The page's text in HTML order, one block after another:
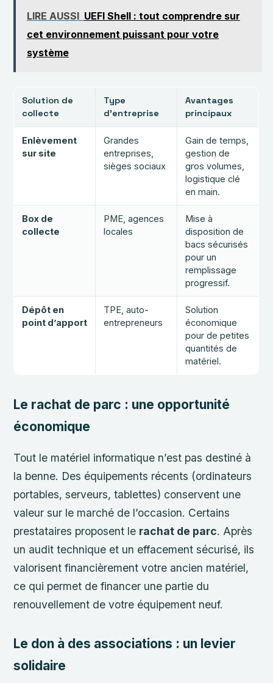
LIRE AUSSI UEFI Shell : tout comprendre sur
cet environnement puissant pour votre
système
Solution de
collecte
Type
d’entreprise
Avantages
principaux
Enlèvement
sur site
Grandes
entreprises,
sièges sociaux
Gain de temps,
gestion de
gros volumes,
logistique clé
en main.
Box de
collecte
PME, agences
locales
Mise à
disposition de
bacs sécurisés
pour un
remplissage
progressif.
Dépôt en
point d’apport
TPE, auto-
entrepreneurs
Solution
économique
pour de petites
quantités de
matériel.
Le rachat de parc : une opportunité
économique
Tout le matériel informatique n’est pas destiné à
la benne. Des équipements récents (ordinateurs
portables, serveurs, tablettes) conservent une
valeur sur le marché de l’occasion. Certains
prestataires proposent le rachat de parc. Après
un audit technique et un effacement sécurisé, ils
valorisent financièrement votre ancien matériel,
ce qui permet de financer une partie du
renouvellement de votre équipement neuf.
Le don à des associations : un levier
solidaire